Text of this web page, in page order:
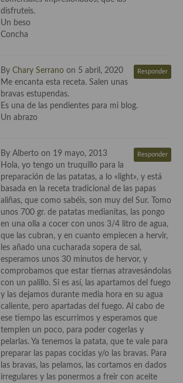
disfruteis.
Un beso
Concha
By Chary Serrano on 5 abril, 2020 Responder
Me encanta esta receta. Salen unas
bravas estupendas.
Es una de las pendientes para mi blog.
Un abrazo
By Alberto on 19 mayo, 2013 Responder
Hola, yo tengo un truquillo para la
preparación de las patatas, a lo «light», y está
basada en la receta tradicional de las papas
aliñas, que como sabéis, son muy del Sur. Tomo
unos 700 gr. de patatas medianitas, las pongo
en una olla a cocer con unos 3/4 litro de agua,
que las cubran, y en cuanto empiecen a hervir,
les añado una cucharada sopera de sal,
esperamos unos 30 minutos de hervor, y
comprobamos que estar tiernas atravesándolas
con un palillo. Si es así, las apartamos del fuego
y las dejamos durante media hora en su agua
caliente, pero apartadas del fuego. Al cabo de
ese tiempo las escurrimos y esperamos que
templen un poco, para poder cogerlas y
pelarlas. Ya tenemos la patata, que te vale para
preparar las papas cocidas y/o las bravas. Para
las bravas, las pelamos, las cortamos en dados
irregulares y las ponermos a freir con aceite